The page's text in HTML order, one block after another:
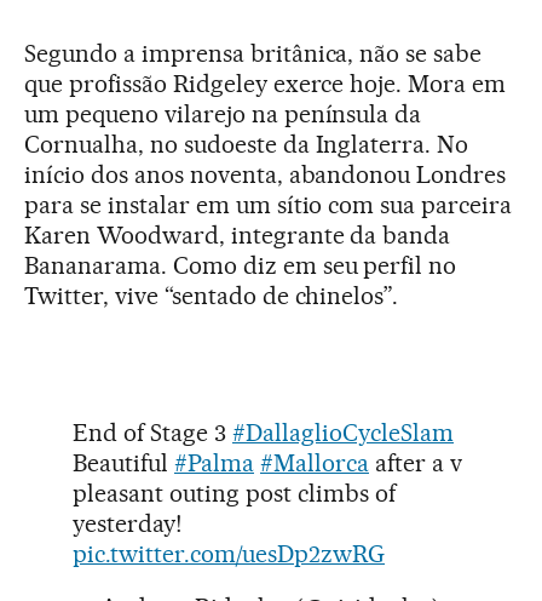
Segundo a imprensa britânica, não se sabe
que profissão Ridgeley exerce hoje. Mora em
um pequeno vilarejo na península da
Cornualha, no sudoeste da Inglaterra. No
início dos anos noventa, abandonou Londres
para se instalar em um sítio com sua parceira
Karen Woodward, integrante da banda
Bananarama. Como diz em seu perfil no
Twitter, vive “sentado de chinelos”.
End of Stage 3 #DallaglioCycleSlam
Beautiful #Palma #Mallorca after a v
pleasant outing post climbs of
yesterday!
pic.twitter.com/uesDp2zwRG